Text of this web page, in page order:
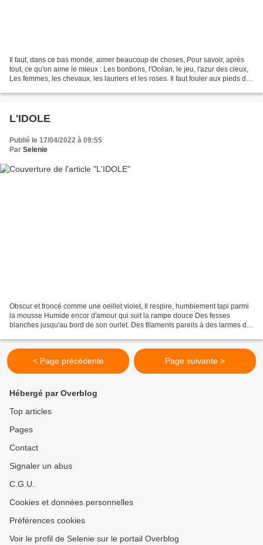
Il faut, dans ce bas monde, aimer beaucoup de choses, Pour savoir, après
tout, ce qu'on aime le mieux : Les bonbons, l'Océan, le jeu, l'azur des cieux,
Les femmes, les chevaux, les lauriers et les roses. Il faut fouler aux pieds des
L'IDOLE
Publié le 17/04/2022 à 09:55
Par Selenie
Obscur et froncé comme une oeillet violet, Il respire, humblement tapi parmi
la mousse Humide encor d'amour qui suit la rampe douce Des fesses
blanches jusqu'au bord de son ourlet. Des filaments pareils à des larmes de
< Page précédente Page suivante >
Hébergé par Overblog
Top articles
Pages
Contact
Signaler un abus
C.G.U.
Cookies et données personnelles
Préférences cookies
Voir le profil de Selenie sur le portail Overblog